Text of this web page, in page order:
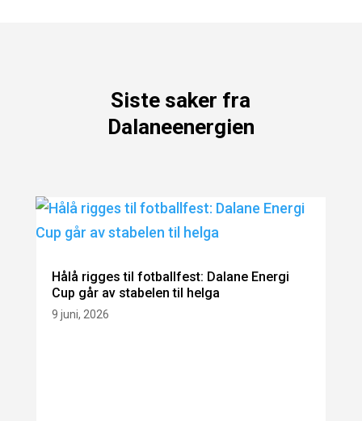
Siste saker fra
Dalaneenergien
Hålå rigges til fotballfest: Dalane Energi
Cup går av stabelen til helga
9 juni, 2026